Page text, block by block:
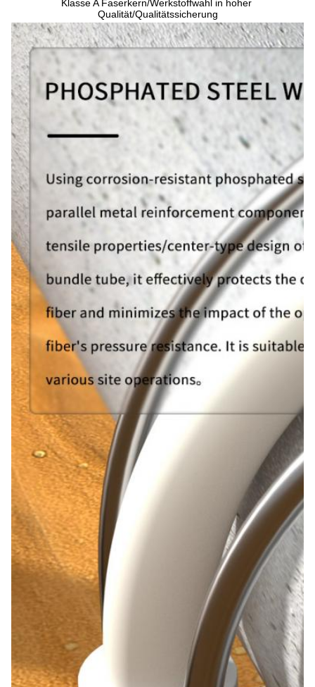
Klasse A Faserkern/Werkstoffwahl in hoher
Qualität/Qualitätssicherung